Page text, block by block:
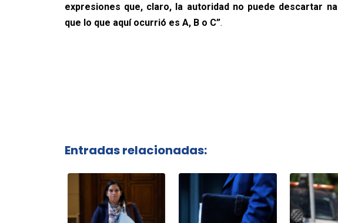
expresiones que, claro, la autoridad no puede descartar
que lo que aquí ocurrió es A, B o C”.
Entradas relacionadas: